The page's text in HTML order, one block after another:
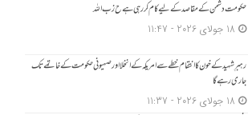
حکومت دشمن کے مقاصد کے لیے کام کر رہی ہے ح زب ا للہ
18 جولای 2026 - 11:47
رہبرِ شہید کے خون کا انتقام خطے سے امریکہ کے انخلا اور صہیونی حکومت کے خاتمے تک
جاری رہے گا
18 جولای 2026 - 11:37